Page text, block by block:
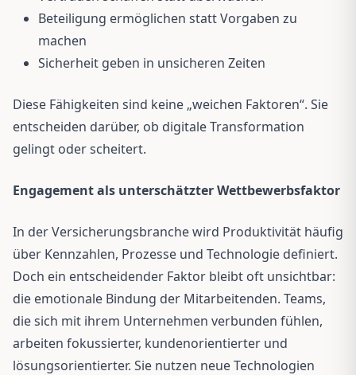
Beteiligung ermöglichen statt Vorgaben zu
machen
Sicherheit geben in unsicheren Zeiten
Diese Fähigkeiten sind keine „weichen Faktoren“. Sie
entscheiden darüber, ob digitale Transformation
gelingt oder scheitert.
Engagement als unterschätzter Wettbewerbsfaktor
In der Versicherungsbranche wird Produktivität häufig
über Kennzahlen, Prozesse und Technologie definiert.
Doch ein entscheidender Faktor bleibt oft unsichtbar:
die emotionale Bindung der Mitarbeitenden. Teams,
die sich mit ihrem Unternehmen verbunden fühlen,
arbeiten fokussierter, kundenorientierter und
lösungsorientierter. Sie nutzen neue Technologien